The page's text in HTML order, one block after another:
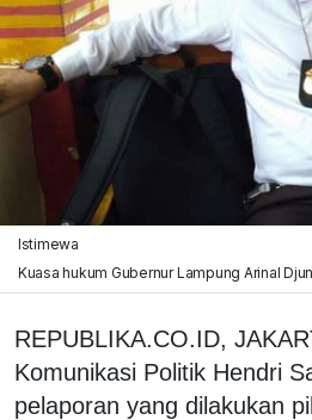
Istimewa
Kuasa hukum Gubernur Lampung Arinal
REPUBLIKA.CO.ID,
Komunikasi Politik Hendri
pelaporan yang dilakukan